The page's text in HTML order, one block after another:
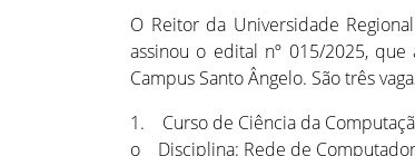
O Reitor da Universidade
assinou o edital nº 015/2025,
Campus Santo Ângelo. São três
1. Curso de Ciência da
o Disciplina: Rede de